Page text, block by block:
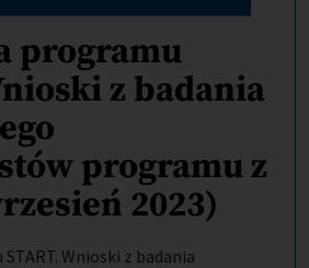
programu
z badania
programu z
2023)
Wnioski z badania